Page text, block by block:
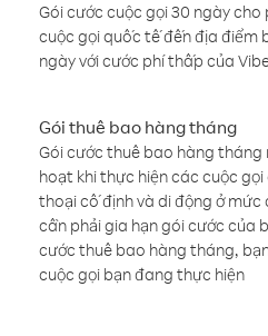
Gói cước cuộc gọi 30 ngày
cuộc gọi quốc tế đến địa điểm
ngày với cước phí thấp của
Gói thuê bao hàng tháng
Gói cước thuê bao hàng tháng
hoạt khi thực hiện các cuộc
thoại cố định và di động ở
cần phải gia hạn gói cước của
cước thuê bao hàng tháng,
cuộc gọi bạn đang thực hiện